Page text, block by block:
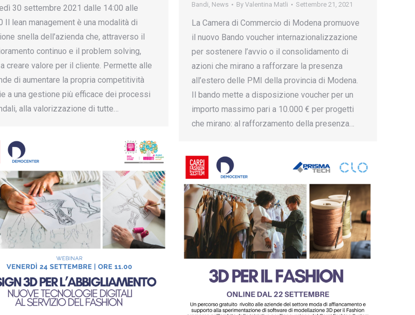
Bandi, News By Valentina Matli Settembre 21, 2021
La Camera di Commercio di Modena promuove
il nuovo Bando voucher internazionalizzazione
per sostenere l’avvio o il consolidamento di
azioni che mirano a rafforzare la presenza
all’estero delle PMI della provincia di Modena.
Il bando mette a disposizione voucher per un
importo massimo pari a 10.000 € per progetti
che mirano: al rafforzamento della presenza…
30 settembre 2021 dalle 14:00 alle
Il lean management è una modalità di
snella dell’azienda che, attraverso il
continuo e il problem solving,
creare valore per il cliente. Permette alle
di aumentare la propria competitività
a una gestione più efficace dei processi
alla valorizzazione di tutte…